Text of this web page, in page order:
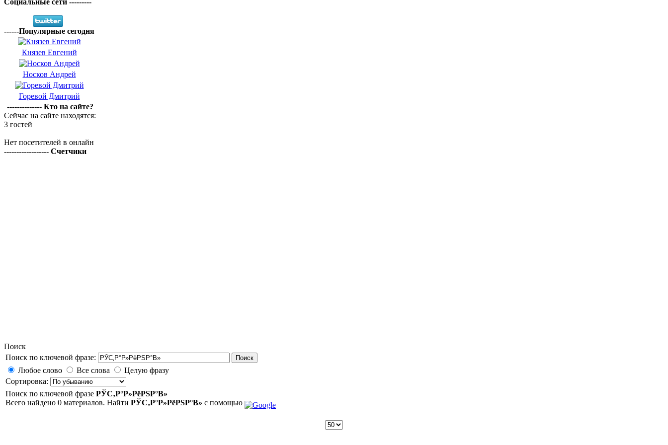
Социальные сети ---------
------Популярные сегодня
Князев Евгений
Носков Андрей
Горевой Дмитрий
-------------- Кто на сайте?
Сейчас на сайте находятся:
3 гостей
Нет посетителей в онлайн
------------------ Счетчики
Поиск
Поиск по ключевой фразе:
Любое слово
Все слова
Целую фразу
Сортировка:
Поиск по ключевой фразе РЎС‚Р°Р»РёРЅР°В»
Всего найдено 0 материалов. Найти РЎС‚Р°Р»РёРЅР°В» с помощью